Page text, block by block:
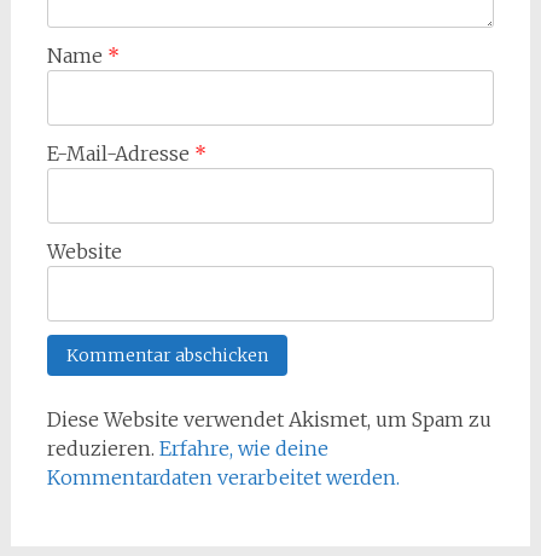
Name *
E-Mail-Adresse *
Website
Diese Website verwendet Akismet, um Spam zu
reduzieren. Erfahre, wie deine
Kommentardaten verarbeitet werden.